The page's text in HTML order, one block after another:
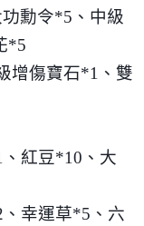
勳令*5 、中級
*5
增傷寶石*1 、雙
、紅豆*10 、大
、幸運草*5 、六